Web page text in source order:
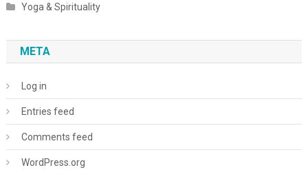
Yoga & Spirituality
META
Log in
Entries feed
Comments feed
WordPress.org